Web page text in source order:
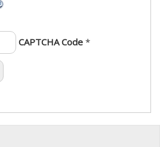
CAPTCHA Code *